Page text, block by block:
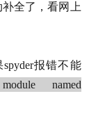
全了，看网上
spyder报错不能
named